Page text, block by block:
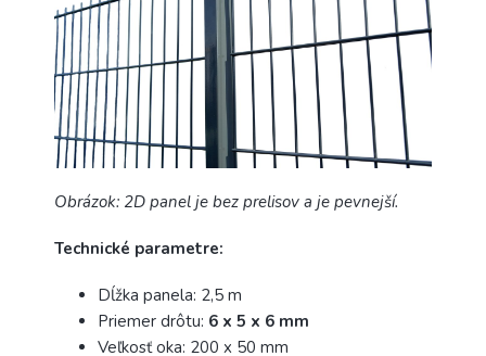
Obrázok: 2D panel je bez prelisov a je pevnejší.
Technické parametre:
Dĺžka panela: 2,5 m
Priemer drôtu: 6 x 5 x 6 mm
Veľkosť oka: 200 x 50 mm